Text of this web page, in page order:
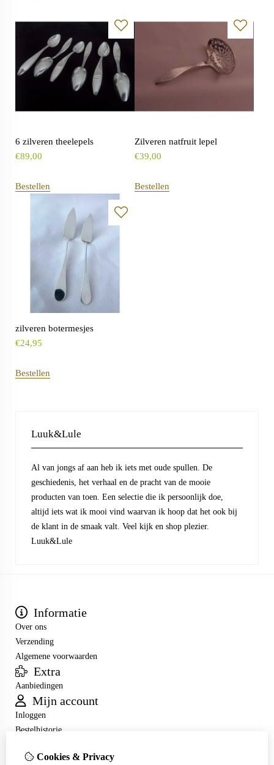
6 zilveren theelepels
€89,00
Bestellen
Zilveren natfruit lepel
€39,00
Bestellen
zilveren botermesjes
€24,95
Bestellen
Luuk&Lule
Al van jongs af aan heb ik iets met oude spullen. De
geschiedenis, het verhaal en de pracht van de mooie
producten van toen. Een selectie die ik persoonlijk doe,
altijd iets wat ik mooi vind waarvan ik hoop dat het ook bij
de klant in de smaak valt. Veel kijk en shop plezier.
Luuk&Lule
Informatie
Over ons
Verzending
Algemene voorwaarden
Extra
Aanbiedingen
Mijn account
Inloggen
Bestelhistorie
Nieuwsbrief
Cookies & Privacy